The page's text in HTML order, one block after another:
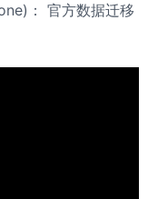
： 官方数据迁移